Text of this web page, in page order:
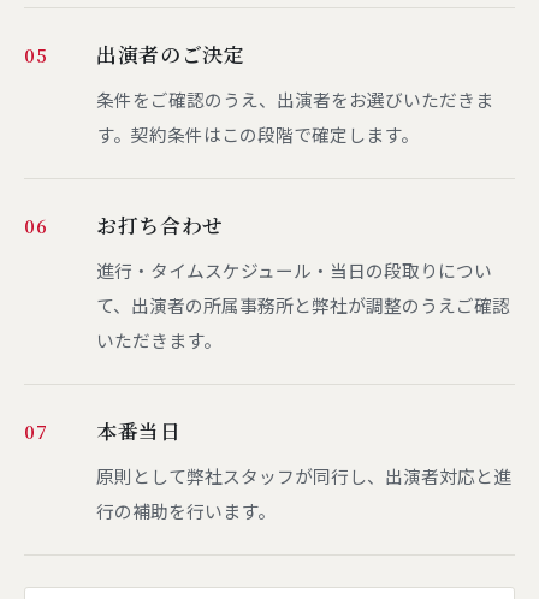
05 出演者のご決定
条件をご確認のうえ、出演者をお選びいただきま
す。契約条件はこの段階で確定します。
06 お打ち合わせ
進行・タイムスケジュール・当日の段取りについ
て、出演者の所属事務所と弊社が調整のうえご確認
いただきます。
07 本番当日
原則として弊社スタッフが同行し、出演者対応と進
行の補助を行います。